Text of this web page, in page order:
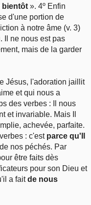
bientôt ». 4º Enfin
d'une portion de
à notre âme (v. 3)
. Il ne nous est pas
mais de la garder
Jésus, l'adoration jaillit
et qui nous a
des verbes : Il nous
et invariable. Mais Il
achevée, parfaite.
: c'est parce qu'Il
nos péchés. Par
être faits dès
pour son Dieu et
a faitde nous